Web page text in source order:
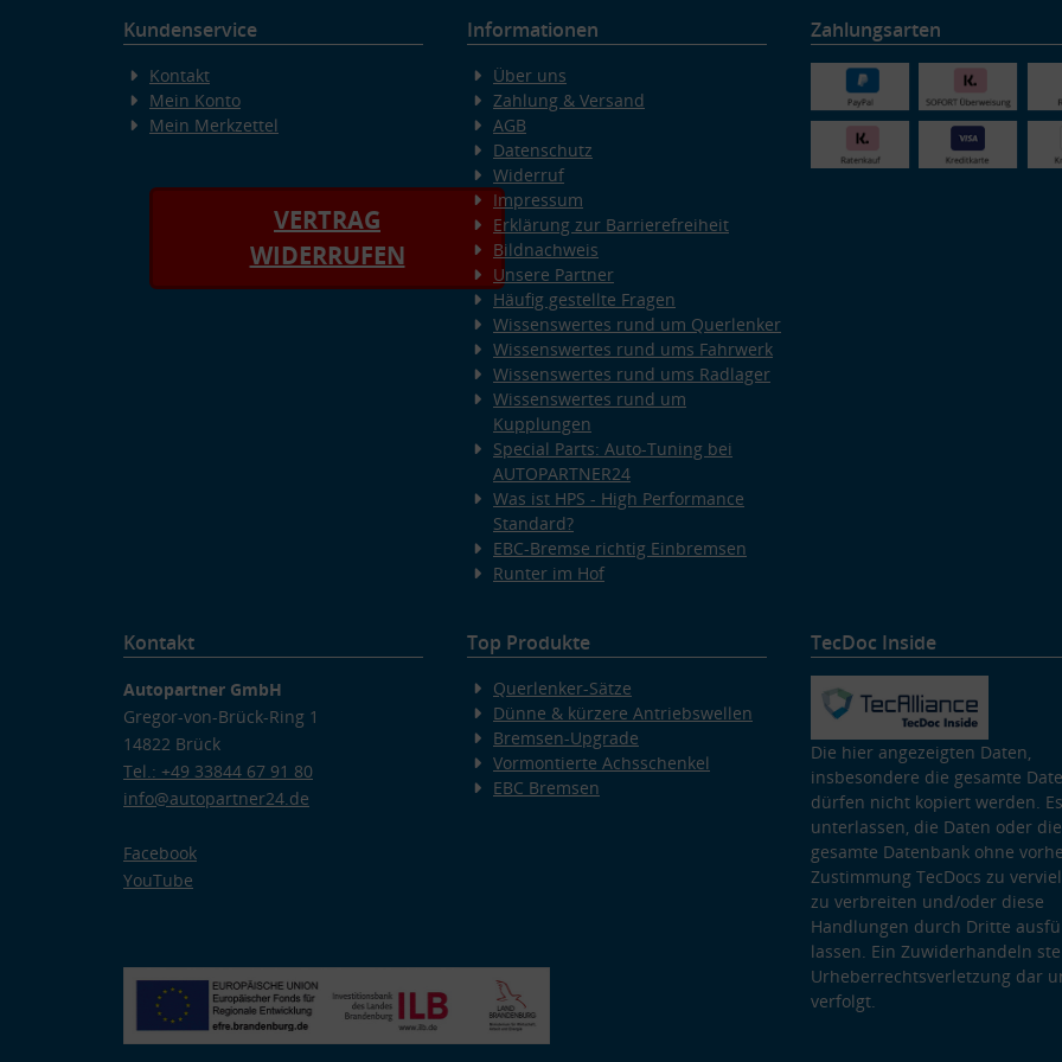
Kundenservice
Kontakt
Mein Konto
Mein Merkzettel
VERTRAG
WIDERRUFEN
Informationen
Über uns
Zahlung & Versand
AGB
Datenschutz
Widerruf
Impressum
Erklärung zur Barrierefreiheit
Bildnachweis
Unsere Partner
Häufig gestellte Fragen
Wissenswertes rund um Querlenker
Wissenswertes rund ums Fahrwerk
Wissenswertes rund ums Radlager
Wissenswertes rund um
Kupplungen
Special Parts: Auto-Tuning bei
AUTOPARTNER24
Was ist HPS - High Performance
Standard?
EBC-Bremse richtig Einbremsen
Runter im Hof
Zahlungsarten
Kontakt
Autopartner GmbH
Gregor-von-Brück-Ring 1
14822 Brück
Tel.: +49 33844 67 91 80
info@autopartner24.de
Facebook
YouTube
Top Produkte
Querlenker-Sätze
Dünne & kürzere Antriebswellen
Bremsen-Upgrade
Vormontierte Achsschenkel
EBC Bremsen
TecDoc Inside
Die hier angezeigten Daten,
insbesondere die gesamte
dürfen nicht kopiert werden.
unterlassen, die Daten oder die
gesamte Datenbank ohne
Zustimmung TecDocs zu
zu verbreiten und/oder diese
Handlungen durch Dritte
lassen. Ein Zuwiderhandeln
Urheberrechtsverletzung dar
verfolgt.